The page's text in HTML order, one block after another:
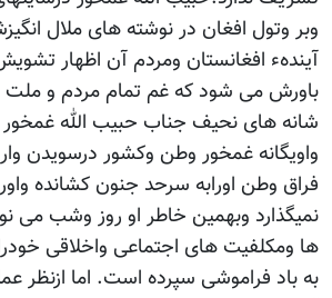
وبر وتول افغان در نوشته های ملال
آیندهء افغانستان ومردم آن اظهار
باورش می شود که غم تمام مردم و ملت
شانه های نحیف جناب حبیب الله غمخور
واویگانه غمخور وطن وکشور درسویدن
فراق وطن اورابه سرحد جنون کشانده
نمیگذارد وبهمین خاطر او روز وشب می
ها ومکلفیت های اجتماعی واخلاقی
به باد فراموشی سپرده است. اما ازنظر